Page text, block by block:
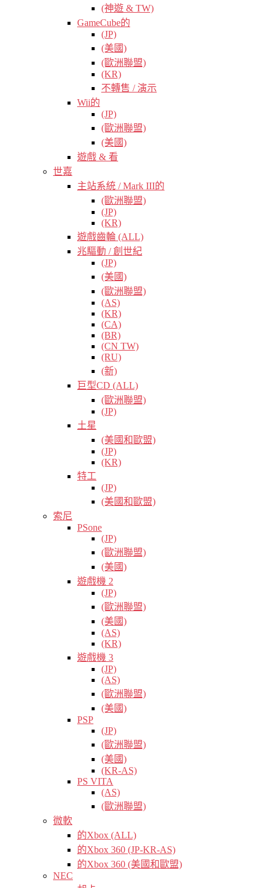
(神遊 & TW)
GameCube的
(JP)
(美國)
(歐洲聯盟)
(KR)
不轉售 / 演示
Wii的
(JP)
(歐洲聯盟)
(美國)
遊戲 & 看
世嘉
主站系統 / Mark III的
(歐洲聯盟)
(JP)
(KR)
遊戲齒輪 (ALL)
兆驅動 / 創世紀
(JP)
(美國)
(歐洲聯盟)
(AS)
(KR)
(CA)
(BR)
(CN TW)
(RU)
(新)
巨型CD (ALL)
(歐洲聯盟)
(JP)
土星
(美國和歐盟)
(JP)
(KR)
特工
(JP)
(美國和歐盟)
索尼
PSone
(JP)
(歐洲聯盟)
(美國)
遊戲機 2
(JP)
(歐洲聯盟)
(美國)
(AS)
(KR)
遊戲機 3
(JP)
(AS)
(歐洲聯盟)
(美國)
PSP
(JP)
(歐洲聯盟)
(美國)
(KR-AS)
PS VITA
(AS)
(歐洲聯盟)
微軟
的Xbox (ALL)
的Xbox 360 (JP-KR-AS)
的Xbox 360 (美國和歐盟)
NEC